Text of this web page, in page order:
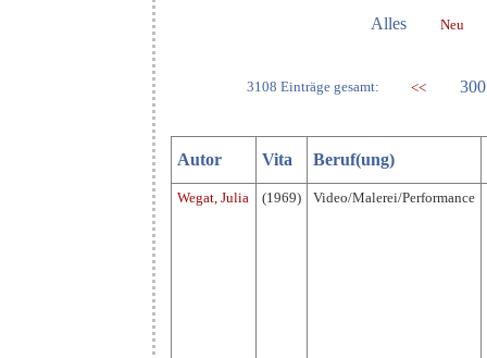
Alles Neu
3108 Einträge gesamt: <<
Autor Vita Beruf(ung)
Wegat, Julia (1969) Video/Malerei/Performance